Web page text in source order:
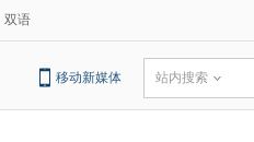
双语
移动新媒体 站内搜索